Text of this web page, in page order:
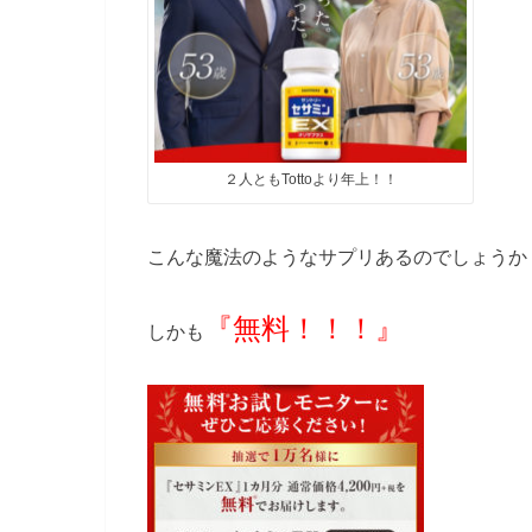
２人ともTottoより年上！！
こんな魔法のようなサプリあるのでしょう
しかも 『無料！！！』